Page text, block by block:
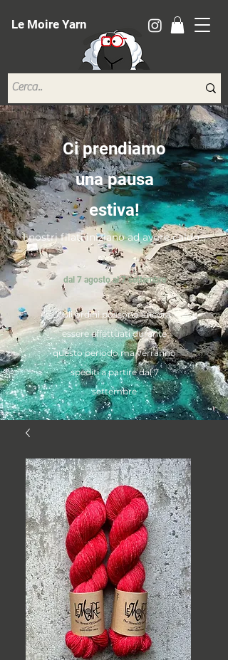
Le Moire Yarn
Ci prendiamo
una pausa
estiva!
I nostri filati iniziano ad avere caldo...
dal 7 agosto al 7 settembre
*Gli ordini possono ancora
essere effettuati durante
questo periodo ma verranno
spediti a partire dal 7
settembre